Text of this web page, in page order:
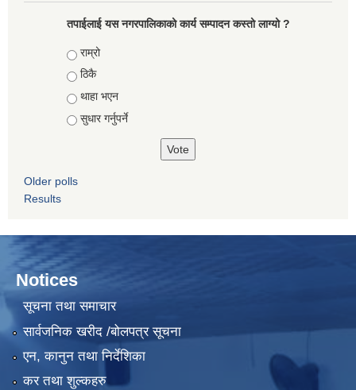
तपाईलाई यस नगरपालिकाको कार्य सम्पादन कस्तो लाग्यो ?
Choices
राम्रो
ठिकै
थाहा भएन
सुधार गर्नुपर्ने
Older polls
Results
Notices
सूचना तथा समाचार
सार्वजनिक खरीद /बोलपत्र सूचना
एन, कानुन तथा निर्देशिका
कर तथा शुल्कहरु